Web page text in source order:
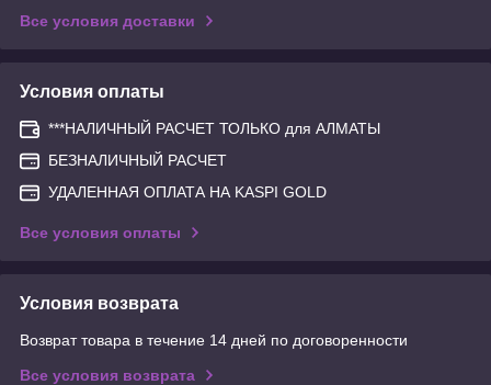
Все условия доставки
Условия оплаты
***НАЛИЧНЫЙ РАСЧЕТ ТОЛЬКО для АЛМАТЫ
БЕЗНАЛИЧНЫЙ РАСЧЕТ
УДАЛЕННАЯ ОПЛАТА НА KASPI GOLD
Все условия оплаты
Условия возврата
Возврат товара в течение 14 дней по договоренности
Все условия возврата